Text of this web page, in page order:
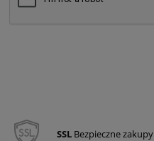
SSL Bezpieczne zakupy